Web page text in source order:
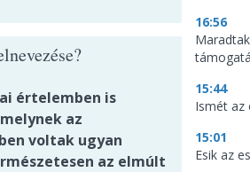
értelemben is
az
voltak ugyan
az elmúlt
16:56
15:44
Ismét az
15:01
Esik az